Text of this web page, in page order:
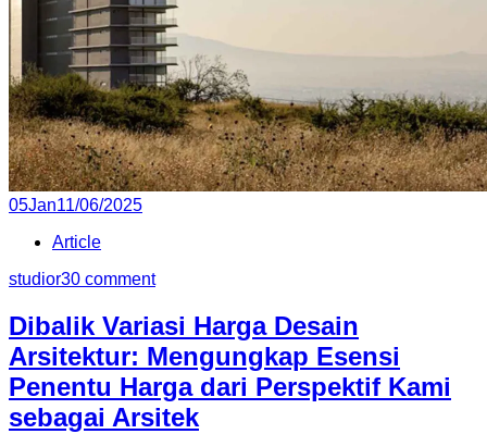
Posted
05Jan11/06/2025
Article
studior30 comment
Dibalik Variasi Harga Desain
Arsitektur: Mengungkap Esensi
Penentu Harga dari Perspektif Kami
sebagai Arsitek